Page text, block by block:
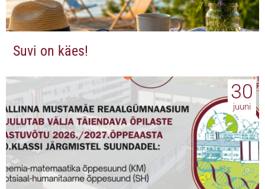
Suvi on käes!
30
juuni